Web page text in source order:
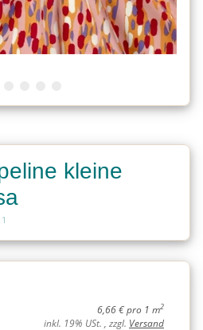
kleine
6,66 € pro 1 m2
inkl. 19% USt. , zzgl. Versand